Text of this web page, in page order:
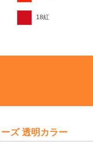
18紅
ズ 透明カラー